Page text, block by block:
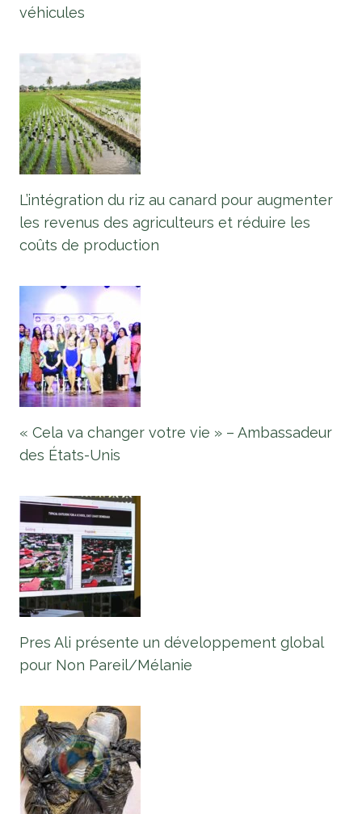
véhicules
L’intégration du riz au canard pour augmenter
les revenus des agriculteurs et réduire les
coûts de production
« Cela va changer votre vie » – Ambassadeur
des États-Unis
Pres Ali présente un développement global
pour Non Pareil/Mélanie